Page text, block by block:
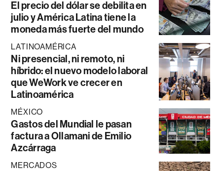
El precio del dólar se debilita en
julio y América Latina tiene la
moneda más fuerte del mundo
LATINOAMÉRICA
Ni presencial, ni remoto, ni
híbrido: el nuevo modelo laboral
que WeWork ve crecer en
Latinoamérica
MÉXICO
Gastos del Mundial le pasan
factura a Ollamani de Emilio
Azcárraga
MERCADOS